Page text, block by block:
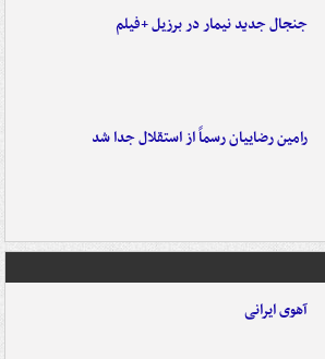
جنجال جدید نیمار در برزیل +فیلم
رامین رضاییان رسماً از استقلال جدا شد
آهوی ایرانی